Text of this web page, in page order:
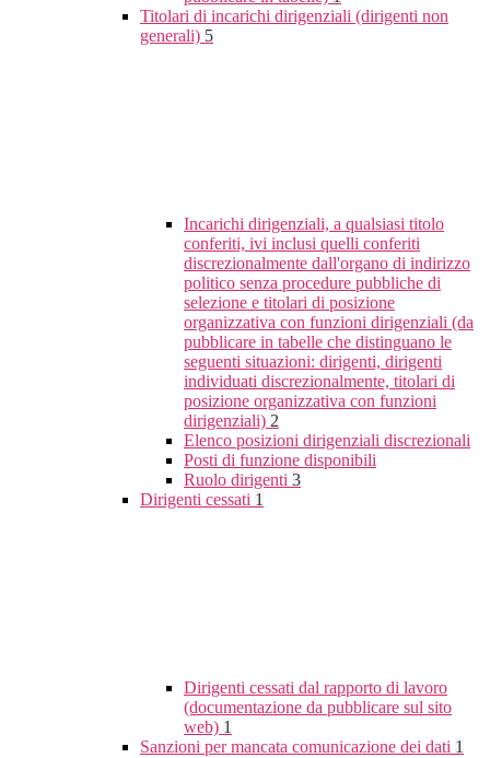
Titolari di incarichi dirigenziali (dirigenti non
generali) 5
Incarichi dirigenziali, a qualsiasi titolo
conferiti, ivi inclusi quelli conferiti
discrezionalmente dall'organo di indirizzo
politico senza procedure pubbliche di
selezione e titolari di posizione
organizzativa con funzioni dirigenziali (da
pubblicare in tabelle che distinguano le
seguenti situazioni: dirigenti, dirigenti
individuati discrezionalmente, titolari di
posizione organizzativa con funzioni
dirigenziali) 2
Elenco posizioni dirigenziali discrezionali
Posti di funzione disponibili
Ruolo dirigenti 3
Dirigenti cessati 1
Dirigenti cessati dal rapporto di lavoro
(documentazione da pubblicare sul sito
web) 1
Sanzioni per mancata comunicazione dei dati 1